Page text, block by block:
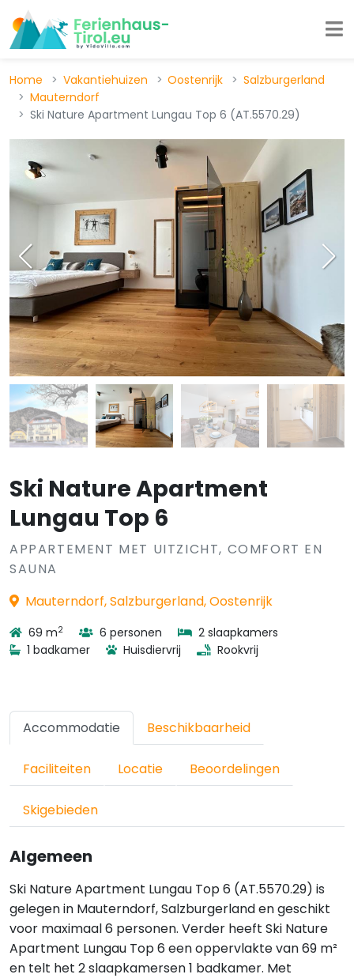
Home Vakantiehuizen Oostenrijk
Salzburgerland
Mauterndorf
Ski Nature Apartment Lungau Top 6 (AT.5570.29)
Ski Nature Apartment
Lungau Top 6
APPARTEMENT MET UITZICHT, COMFORT EN
SAUNA
Mauterndorf, Salzburgerland, Oostenrijk
69 m2 6 personen
2 slaapkamers
1 badkamer
Huisdiervrij Rookvrij
Accommodatie Beschikbaarheid
Faciliteiten Locatie Beoordelingen
Skigebieden
Algemeen
Ski Nature Apartment Lungau Top 6 (AT.5570.29) is
gelegen in Mauterndorf, Salzburgerland en geschikt
voor maximaal 6 personen. Verder heeft Ski Nature
Apartment Lungau Top 6 een oppervlakte van 69 m²
en telt het 2 slaapkamersen 1 badkamer. Met